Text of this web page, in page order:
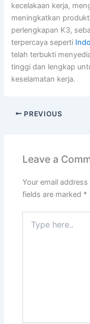
kecelakaan kerja,
meningkatkan
perlengkapan K3,
terpercaya seperti Indo
telah terbukti
tinggi dan lengkap
keselamatan kerja.
PREVIOUS
Leave a
Your email
fields are marked *
here..